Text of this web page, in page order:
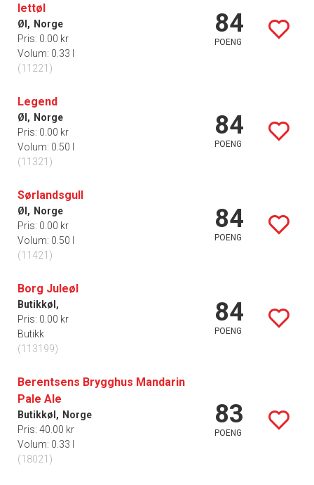
lettøl
Øl, Norge
Pris: 0.00 kr
Volum: 0.33 l
(11221)
84
POENG
Legend
Øl, Norge
Pris: 0.00 kr
Volum: 0.50 l
(11321)
84
POENG
Sørlandsgull
Øl, Norge
Pris: 0.00 kr
Volum: 0.50 l
(11421)
84
POENG
Borg Juleøl
Butikkøl,
Pris: 0.00 kr
Butikk
(113199)
84
POENG
Berentsens Brygghus Mandarin
Pale Ale
Butikkøl, Norge
Pris: 40.00 kr
Volum: 0.33 l
(18021)
83
POENG